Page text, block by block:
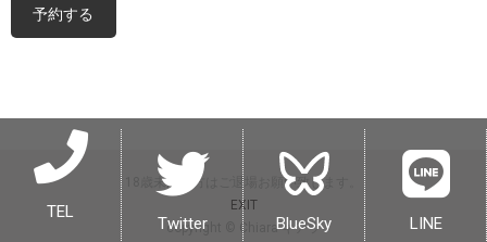
TEL
Twitter BlueSky LINE
18歳未満の方はご退場お願い致します。
EXIT
copyright © Chiara キアラ